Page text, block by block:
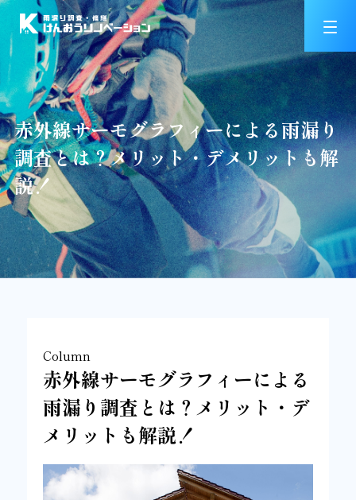
赤外線サーモグラフィーによる雨漏り
調査とは？メリット・デメリットも解
説！
Column
赤外線サーモグラフィーによる
雨漏り調査とは？メリット・デ
メリットも解説！